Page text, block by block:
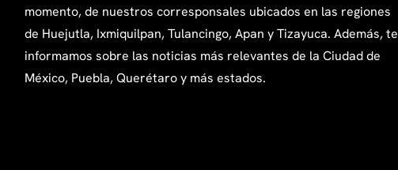
momento, de nuestros corresponsales ubicados en las regiones
de Huejutla, Ixmiquilpan, Tulancingo, Apan y Tizayuca. Además, te
informamos sobre las noticias más relevantes de la Ciudad de
México, Puebla, Querétaro y más estados.